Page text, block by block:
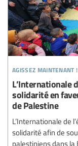
agissez maintenant !
L’Internationale
solidarité en
de Palestine
L’Internationale de
solidarité afin de
palestiniens dans la